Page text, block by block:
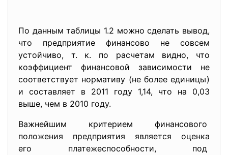
По данным таблицы 1.2 можно сделать вывод,
что предприятие финансово не совсем
устойчиво, т. к. по расчетам видно, что
коэффициент финансовой зависимости не
соответствует нормативу (не более единицы)
и составляет в 2011 году 1,14, что на 0,03
выше, чем в 2010 году.
Важнейшим критерием финансового
положения предприятия является оценка
его платежеспособности, под